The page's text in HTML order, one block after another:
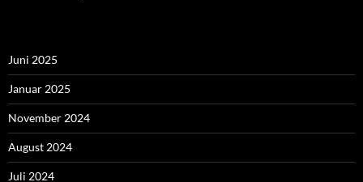
Juni 2025
Januar 2025
November 2024
August 2024
Juli 2024